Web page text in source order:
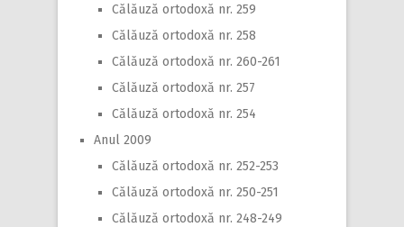
Călăuză ortodoxă nr. 259
Călăuză ortodoxă nr. 258
Călăuză ortodoxă nr. 260-261
Călăuză ortodoxă nr. 257
Călăuză ortodoxă nr. 254
Anul 2009
Călăuză ortodoxă nr. 252-253
Călăuză ortodoxă nr. 250-251
Călăuză ortodoxă nr. 248-249